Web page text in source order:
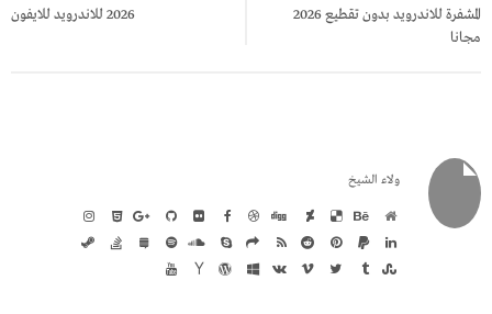
المشفرة للاندرويد بدون تقطيع 2026
مجانا
2026 للاندرويد للايفون
ولاء الشيخ